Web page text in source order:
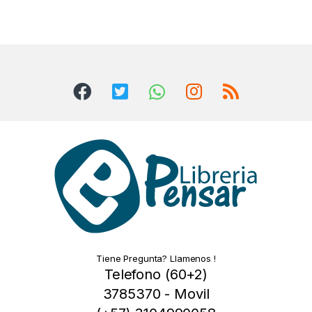
Tiene Pregunta? Llamenos !
Telefono (60+2)
3785370 - Movil